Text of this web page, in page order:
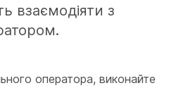
взаємодіяти з
оператора, виконайте